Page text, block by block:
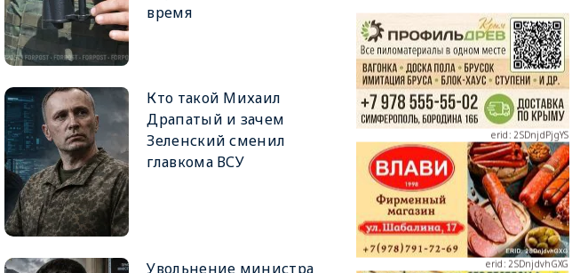
время
Кто такой Михаил
Драпатый и зачем
Зеленский сменил
главкома ВСУ
Увольнение министра
erid: 2SDnjdPjgYS
erid: 2SDnjdvhGXG